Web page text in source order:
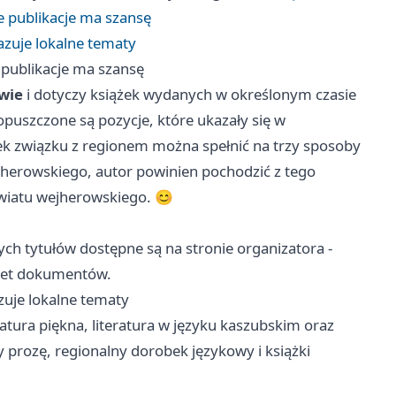
publikacje ma szansę
lokalne tematy
ma szansę
i dotyczy książek wydanych w określonym czasie
są pozycje, które ukazały się w
związku z regionem można spełnić na trzy sposoby
autor powinien pochodzić z tego
wejherowskiego. 😊
tytułów dostępne są na stronie organizatora -
dokumentów.
lokalne tematy
piękna, literatura w języku kaszubskim oraz
regionalny dorobek językowy i książki